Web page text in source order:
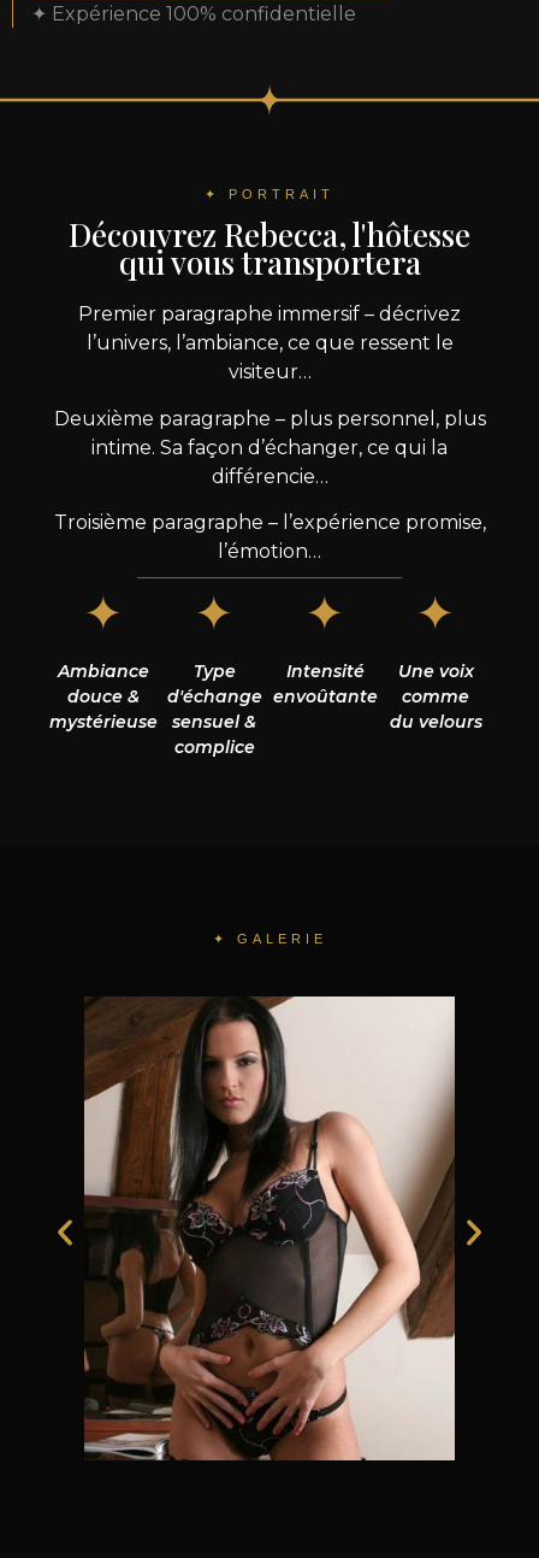
✦ Expérience 100% confidentielle
✦ PORTRAIT
Découvrez Rebecca, l'hôtesse
qui vous transportera
Premier paragraphe immersif – décrivez
l’univers, l’ambiance, ce que ressent le
visiteur…
Deuxième paragraphe – plus personnel, plus
intime. Sa façon d’échanger, ce qui la
différencie…
Troisième paragraphe – l’expérience promise,
l’émotion…
✦
Ambiance
douce &
mystérieuse
✦
Type
d'échange
sensuel &
complice
✦
Intensité
envoûtante
✦
Une voix
comme
du velours
✦ GALERIE